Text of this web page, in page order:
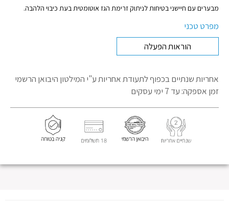
מבערים עם חיישני בטיחות לניתוק זרימת הגז אוטומטית בעת כיבוי הלהבה.
מפרט טכני
הוראות הפעלה
אחריות שנתיים בכפוף לתעודת אחריותע"י המילטון היבואן הרשמי
זמן אספקה: עד 7 ימי עסקים